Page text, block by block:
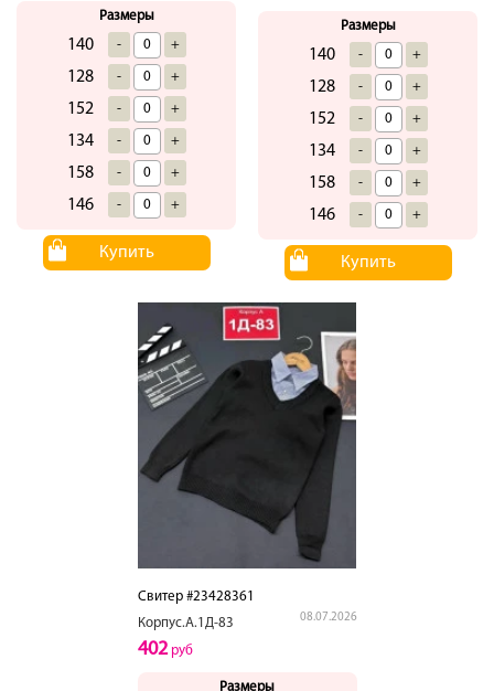
Размеры
140 - +
128 - +
152 - +
134 - +
158 - +
146 - +
Купить
Размеры
140 - +
128 - +
152 - +
134 - +
158 - +
146 - +
Купить
Свитер #23428361
Корпус.А.1Д-83
08.07.2026
402руб
Размеры